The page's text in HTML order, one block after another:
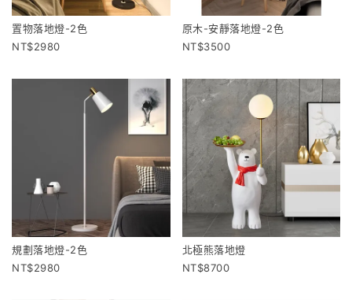
置物落地燈-2色
2980
原木-安靜落地燈-2色
3500
規劃落地燈-2色
2980
北極熊落地燈
8700